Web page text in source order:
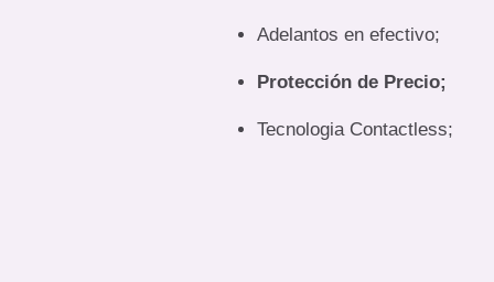
Adelantos en efectivo;
Protección de Precio;
Tecnologia Contactless;